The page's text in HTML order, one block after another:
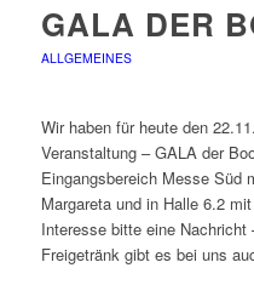
GALA DER
ALLGEMEINES
Wir haben für heute den
Veranstaltung – GALA der
Eingangsbereich Messe Süd
Margareta und in Halle 6.2
Interesse bitte eine
Freigetränk gibt es bei uns